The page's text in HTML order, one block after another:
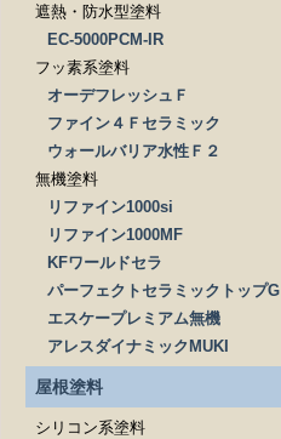
遮熱・防水型塗料
EC-5000PCM-IR
フッ素系塗料
オーデフレッシュＦ
ファイン４Ｆセラミック
ウォールバリア水性Ｆ２
無機塗料
リファイン1000si
リファイン1000MF
KFワールドセラ
パーフェクトセラミックトップG
エスケープレミアム無機
アレスダイナミックMUKI
屋根塗料
シリコン系塗料